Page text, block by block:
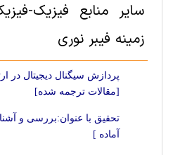
سایر منابع فیزیک-
زمینه فیبر نوری
پردازش سیگنال دیجیتال در
[مقالات ترجمه شده]
تحقیق با عنوان:بررسی و
آماده ]